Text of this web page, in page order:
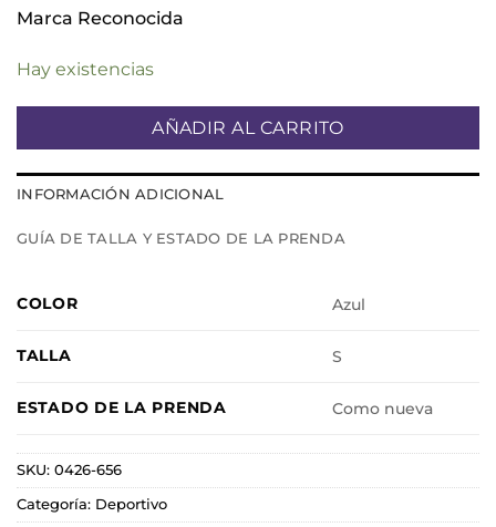
Marca Reconocida
Hay existencias
AÑADIR AL CARRITO
INFORMACIÓN ADICIONAL
GUÍA DE TALLA Y ESTADO DE LA PRENDA
COLOR Azul
TALLA S
ESTADO DE LA PRENDA Como nueva
SKU: 0426-656
Categoría: Deportivo